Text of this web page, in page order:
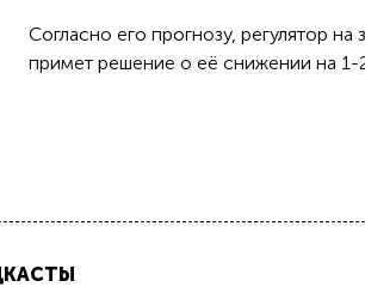
Согласно его прогнозу, регулятор
примет решение о её снижении на 1-